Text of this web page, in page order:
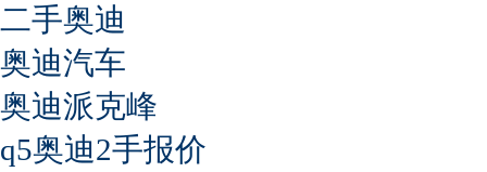
二手奥迪
奥迪汽车
奥迪派克峰
q5奥迪2手报价